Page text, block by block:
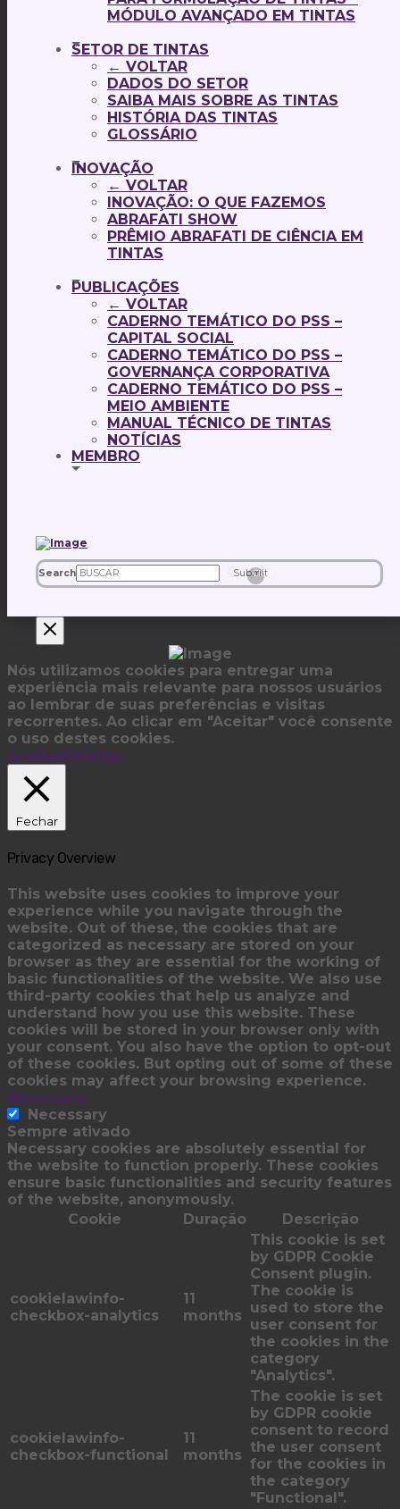
MÓDULO AVANÇADO EM TINTAS
SETOR DE TINTAS
← VOLTAR
DADOS DO SETOR
SAIBA MAIS SOBRE AS TINTAS
HISTÓRIA DAS TINTAS
GLOSSÁRIO
INOVAÇÃO
← VOLTAR
INOVAÇÃO: O QUE FAZEMOS
ABRAFATI SHOW
PRÊMIO ABRAFATI DE CIÊNCIA EM
TINTAS
PUBLICAÇÕES
← VOLTAR
CADERNO TEMÁTICO DO PSS –
CAPITAL SOCIAL
CADERNO TEMÁTICO DO PSS –
GOVERNANÇA CORPORATIVA
CADERNO TEMÁTICO DO PSS –
MEIO AMBIENTE
MANUAL TÉCNICO DE TINTAS
NOTÍCIAS
MEMBRO
Search Submit
Clear
Nós utilizamos cookies para entregar uma
experiência mais relevante para nossos usuários
ao lembrar de suas preferências e visitas
recorrentes. Ao clicar em "Aceitar" você consente
o uso destes cookies.
AceitarRejeitar
Fechar
Privacy Overview
This website uses cookies to improve your
experience while you navigate through the
website. Out of these, the cookies that are
categorized as necessary are stored on your
browser as they are essential for the working of
basic functionalities of the website. We also use
third-party cookies that help us analyze and
understand how you use this website. These
cookies will be stored in your browser only with
your consent. You also have the option to opt-out
of these cookies. But opting out of some of these
cookies may affect your browsing experience.
Necessary
Necessary
Sempre ativado
Necessary cookies are absolutely essential for
the website to function properly. These cookies
ensure basic functionalities and security features
of the website, anonymously.
Cookie
Duração Descrição
cookielawinfo-
checkbox-analytics
11
months
This cookie is set
by GDPR Cookie
Consent plugin.
The cookie is
used to store the
user consent for
the cookies in the
category
"Analytics".
cookielawinfo-
checkbox-functional
11
months
The cookie is set
by GDPR cookie
consent to record
the user consent
for the cookies in
the category
"Functional".